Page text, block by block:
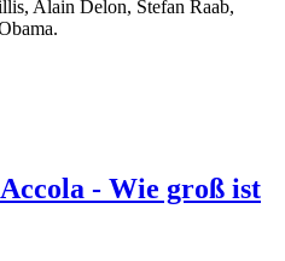
Alain Delon, Stefan Raab,
- Wie groß ist